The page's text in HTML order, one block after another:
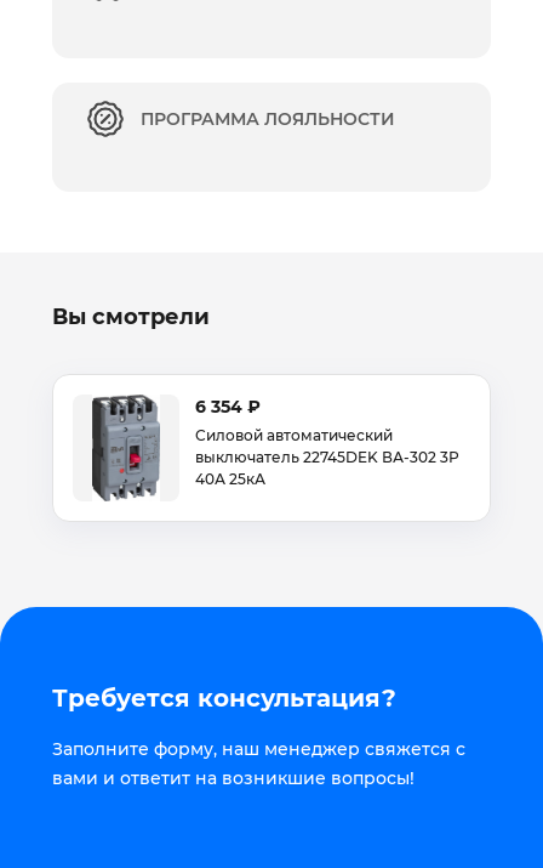
ПРОГРАММА ЛОЯЛЬНОСТИ
Вы смотрели
6 354 ₽
Силовой автоматический
выключатель 22745DEK ВА-302 3Р
40А 25кА
Требуется консультация?
Заполните форму, наш менеджер свяжется с
вами и ответит на возникшие вопросы!